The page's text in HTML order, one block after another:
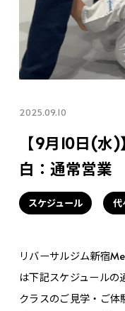
2025.09.10
【9月10日(水
白：通常営業
スケジュール 代
リバーサルジム新宿
は下記スケジュールの
クラスのご見学・ご体